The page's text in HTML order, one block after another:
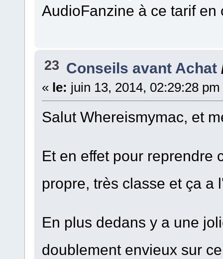
AudioFanzine à ce tarif en
23 Conseils avant Achat
« le: juin 13, 2014, 02:29:28 pm
Salut Whereismymac, et
Et en effet pour reprendre
propre, très classe et ça
En plus dedans y a une
doublement envieux sur